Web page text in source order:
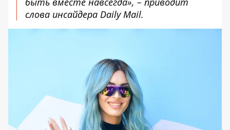
слова инсайдера Daily Mail.